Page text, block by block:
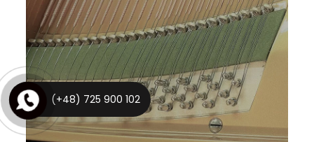
(+48) 725 900 102